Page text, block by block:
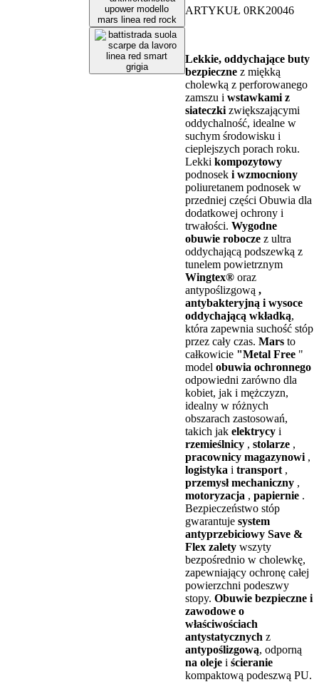
ARTYKUŁ 0RK20046
Lekkie, oddychające buty
bezpiecznez miękką
cholewką z perforowanego
zamszu i wstawkami z
siateczkizwiększającymi
oddychalność, idealne w
suchym środowisku i
cieplejszych porach roku.
Lekki kompozytowy
podnosek i wzmocniony
poliuretanem podnosek w
przedniej części Obuwia dla
dodatkowej ochrony i
trwałości. Wygodne
obuwie roboczez ultra
oddychającą podszewką z
tunelem powietrznym
Wingtex®oraz
antypoślizgową ,
antybakteryjną i wysoce
oddychającą wkładką,
która zapewnia suchość stóp
przez cały czas. Marsto
całkowicie "Metal Free"
model obuwia ochronnego
odpowiedni zarówno dla
kobiet, jak i mężczyzn,
idealny w różnych
obszarach zastosowań,
takich jak elektrycyi
rzemieślnicy, stolarze,
pracownicy magazynowi,
logistyka i transport,
przemysł mechaniczny,
motoryzacja , papiernie.
Bezpieczeństwo stóp
gwarantuje system
antyprzebiciowy Save &
Flex zaletywszyty
bezpośrednio w cholewkę,
zapewniający ochronę całej
powierzchni podeszwy
stopy. Obuwie bezpieczne i
zawodowe o
właściwościach
antystatycznych z
antypoślizgową, odporną
na olejei ścieranie
kompaktową podeszwą PU.